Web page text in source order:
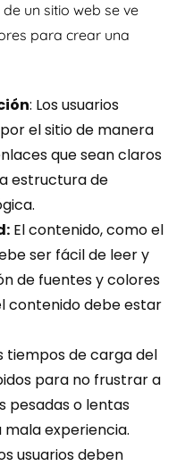
un sitio web se ve
para crear una
: Los usuarios
el sitio de manera
que sean claros
estructura de
El contenido, como el
ser fácil de leer y
de fuentes y colores
contenido debe estar
tiempos de carga del
para no frustrar a
pesadas o lentas
experiencia.
usuarios deben